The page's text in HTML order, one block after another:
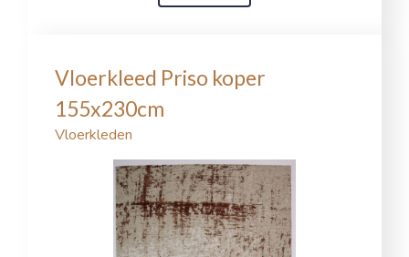
Vloerkleed Priso koper
155x230cm
Vloerkleden